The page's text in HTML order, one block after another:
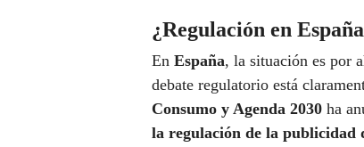
¿Regulación en
En España, la situación es por
debate regulatorio está
Consumo y Agenda 2030 ha
la regulación de la publicidad